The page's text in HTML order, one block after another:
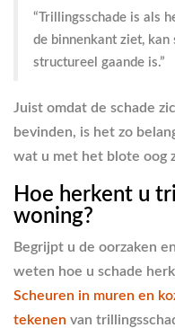
“Trillingsschade is als
de binnenkant ziet,
structureel gaande is.”
Juist omdat de schade
bevinden, is het zo
wat u met het blote oog
Hoe herkent u
woning?
Begrijpt u de oorzaken
weten hoe u schade
Scheuren in muren en
tekenen van